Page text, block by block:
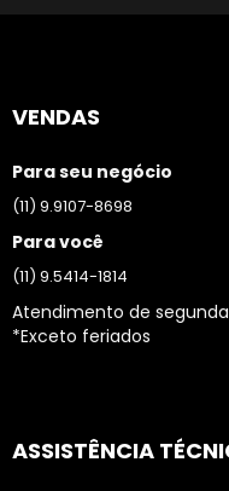
VENDAS
Para seu negócio
(11) 9.9107-8698
Para você
(11) 9.5414-1814
Atendimento de
*Exceto feriados
ASSISTÊNCIA